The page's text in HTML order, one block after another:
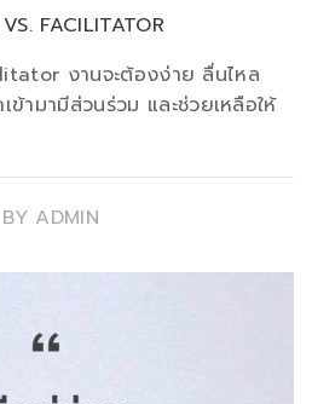
FACILITATOR
งานจะต้องง่าย ลื่นไหล
ามามีส่วนร่วม และช่วยเหลือให้
ADMIN